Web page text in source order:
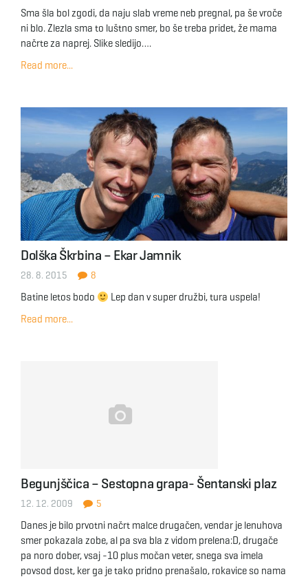
i
o
Sma šla bol zgodi, da naju slab vreme neb pregnal, pa še vroče
ni blo. Zlezla sma to luštno smer, bo še treba pridet, že mama
načrte za naprej. Slike sledijo….
Read more...
Dolška Škrbina – Ekar Jamnik
28. 8. 2015 8
Batine letos bodo
Lep dan v super družbi, tura uspela!
Read more...
Begunjščica – Sestopna grapa- Šentanski plaz
12. 12. 2009 5
Danes je bilo prvotni načrt malce drugačen, vendar je lenuhova
smer pokazala zobe, al pa sva bla z vidom prelena:D, drugače
pa noro dober, vsaj -10 plus močan veter, snega sva imela
povsod dost, ker ga je tako pridno prenašalo, rokavice so nama